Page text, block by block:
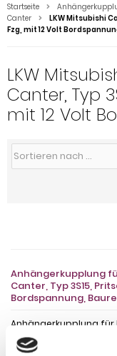
Startseite
Canter
LKW Mitsubishi
Fzg, mit 12 Volt
LKW
Canter, Typ
mit 12 Volt
Anhängerkupplung
Canter, Typ 3S15,
Bordspannung,
Anhängerkupplung für
feststehend, 2- Loch
die Montage: